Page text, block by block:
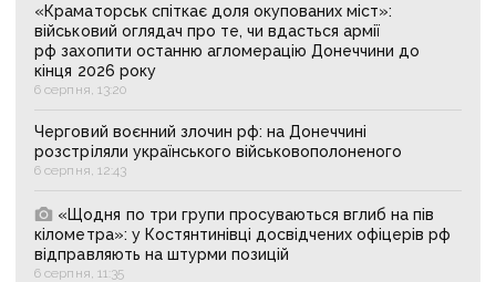
«Краматорськ спіткає доля окупованих міст»:
військовий оглядач про те, чи вдасться армії
рф захопити останню агломерацію Донеччини до
кінця 2026 року
6 серпня, 13:20
Черговий воєнний злочин рф: на Донеччині
розстріляли українського військовополоненого
6 серпня, 12:43
«Щодня по три групи просуваються вглиб на пів
кілометра»: у Костянтинівці досвідчених офіцерів рф
відправляють на штурми позицій
6 серпня, 11:35